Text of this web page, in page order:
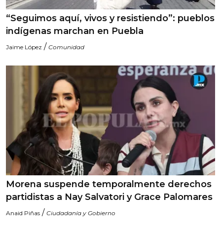
“Seguimos aquí, vivos y resistiendo”: pueblos
indígenas marchan en Puebla
Jaime López / Comunidad
Morena suspende temporalmente derechos
partidistas a Nay Salvatori y Grace Palomares
Anaid Piñas / Ciudadanía y Gobierno